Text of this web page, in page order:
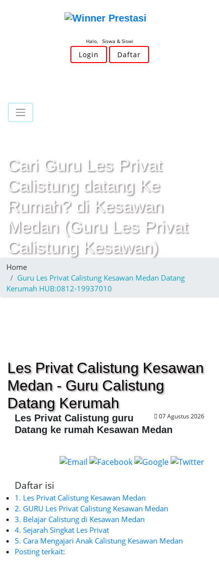
Halo, Siswa & Siswi
Login Daftar
Cari Guru Les Privat
Calistung datang Ke
Rumah? di Kesawan
Medan (Guru Les Privat
Calistung Kesawan)
Home
Guru Les Privat Calistung Kesawan Medan Datang
Kerumah HUB:0812-19937010
Les Privat Calistung Kesawan
Medan - Guru Calistung
Datang Kerumah
07 Agustus 2026
Les Privat Calistung guru
Datang ke rumah Kesawan Medan
Daftar isi
1. Les Privat Calistung Kesawan Medan
2. GURU Les Privat Calistung Kesawan Medan
3. Belajar Calistung di Kesawan Medan
4. Sejarah Singkat Les Privat
5. Cara Mengajari Anak Calistung Kesawan Medan
Posting terkait: